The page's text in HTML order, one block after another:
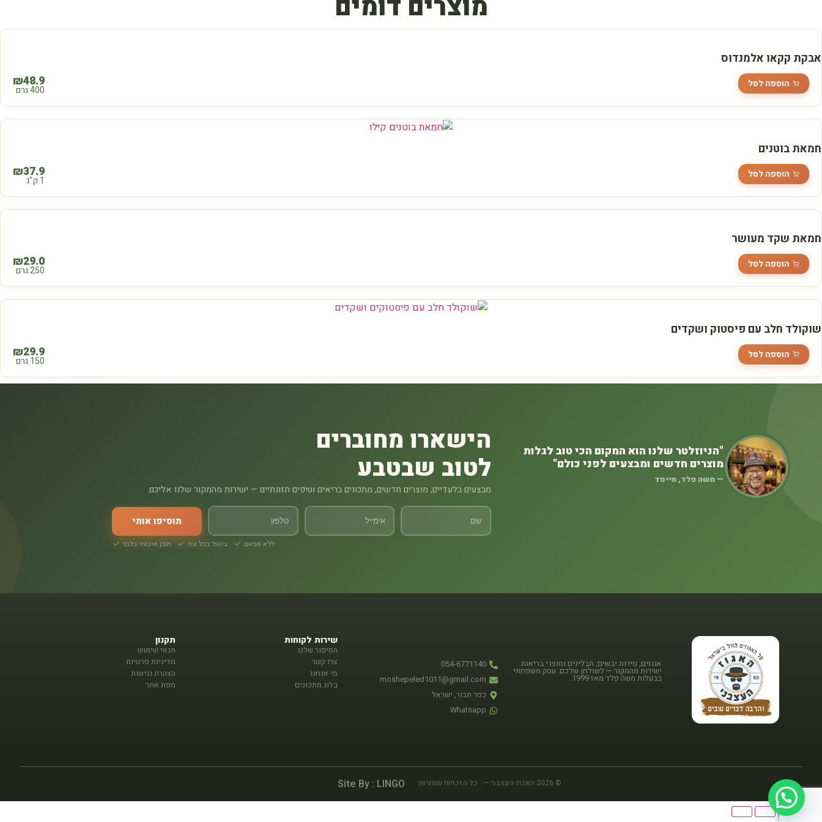
אבקת קקאו אלמנדוס
₪48.9
400 גרם
הוספה לסל
חמאת בוטנים
₪37.9
1 ק"ג
הוספה לסל
חמאת שקד מעושר
₪29.0
250 גרם
הוספה לסל
שוקולד חלב עם פיסטוק ושקדים
₪29.9
150 גרם
הוספה לסל
"הניוזלטר שלנו הוא המקום הכי טוב לגלות
מוצרים חדשים ומבצעים לפני כולם"
— משה פלד, מייסד
הישארו מחוברים
לטוב שבטבע
מבצעים בלעדיים, מוצרים חדשים, מתכונים בריאים וטיפים תזונתיים — ישירות מהמקור שלנו אליכם.
תוסיפו אותי
ללא ספאם ביטול בכל עת תוכן איכותי בלבד
אגוזים, פירות יבשים, תבלינים ומוצרי בריאות.
ישירות מהמקור — לשולחן שלכם. עסק משפחתי
בבעלות משה פלד מאז 1999.
054-6771140
moshepeled1011@gmail.com
כפר תבור, ישראל
Whatsapp
שירות לקוחות
הסיפור שלנו
צרו קשר
מי אנחנו
בלוג מתכונים
תקנון
תנאי שימוש
מדיניות פרטיות
הצהרת נגישות
מפת אתר
© 2026 האגוז העצבני — . כל הזכויות שמורות. Site By : LINGO